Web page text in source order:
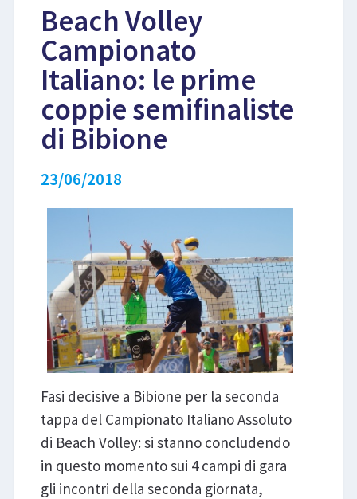
EVENTI
LIBRI
Beach Volley
Campionato
Italiano: le prime
coppie semifinaliste
di Bibione
23/06/2018
Fasi decisive a Bibione per la seconda
tappa del Campionato Italiano Assoluto
di Beach Volley: si stanno concludendo
in questo momento sui 4 campi di gara
gli incontri della seconda giornata,